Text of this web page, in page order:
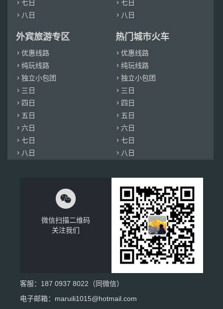
 七日
 八日
七日
 八日
外宾旅游专区
 优惠线路
 纯玩线路
 独立小包团
 三日
 四日
 五日
 六日
 七日
 八日
热门城市火车
优惠线路
纯玩线路
独立小包团
 三日
 四日
 五日
六日
七日
 八日

微信扫描二维码
关注我们
客服： 187 0937 8022 （同微信）
电子邮箱：maruili1015@hotmail.com